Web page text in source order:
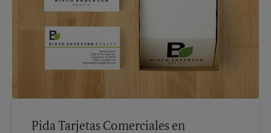
Pida Tarjetas Comerciales en